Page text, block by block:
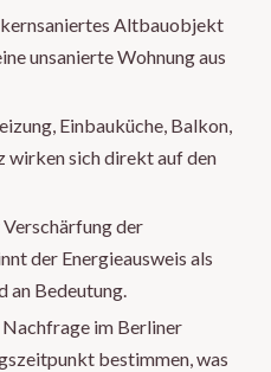
kernsaniertes Altbauobjekt
unsanierte Wohnung aus
Einbauküche, Balkon,
wirken sich direkt auf den
Verschärfung der
der Energieausweis als
an Bedeutung.
im Berliner
bestimmen, was